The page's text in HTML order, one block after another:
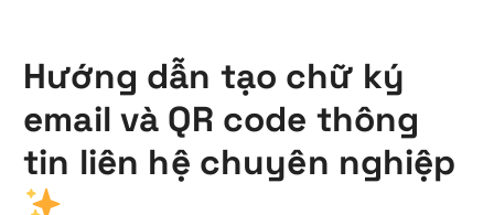
Hướng dẫn tạo chữ ký
email và QR code thông
tin liên hệ chuyên nghiệp